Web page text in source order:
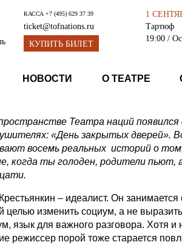
КАССА +7 (495) 629 37 39
ticket@tofnations.ru
КУПИТЬ БИЛЕТ
1
Тартюф
19:00 /
НОВОСТИ О ТЕАТРЕ
Театра наций
«День закрытых дверей».
восемь реальных историй о
когда ты голоден, родители пьют,
– идеалист. Он
целью изменить социум, а не
язык для важного разговора. Хотя и
режиссер порой тоже старается